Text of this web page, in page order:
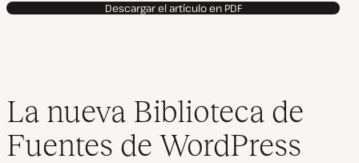
Descargar el artículo en PDF
La nueva Biblioteca de
Fuentes de WordPress